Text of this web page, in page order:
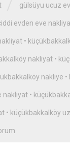
gülsüyu ucuz
evden eve
•
nakliyat •
nakliye •
nakliyat •
• küçükbakkalköy